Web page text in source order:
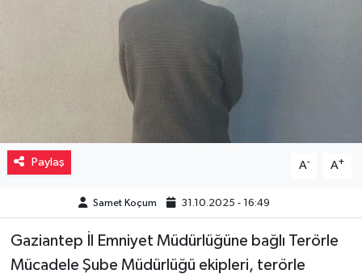
Paylaş A- A+
Samet Koçum 31.10.2025 - 16:49
Gaziantep İl Emniyet Müdürlüğüne bağlı Terörle
Mücadele Şube Müdürlüğü ekipleri, terörle
Sağlık
Sinemalar
Siyaset